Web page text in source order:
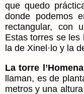
que quedo
donde podemos
rectangular, con
Estas torres se les
la de Xinel·lo y la
La torre
llaman, es de
metros y una